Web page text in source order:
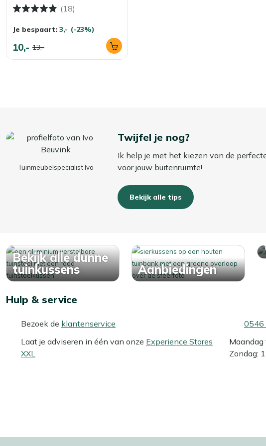
(18)
Je bespaart: 3,- (-23%)
10,- 13,-
Tuinmeubelspecialist Ivo
Twijfel je nog?
Ik help je met het kiezen van de
voor jouw buitenruimte!
Bekijk alle tips
Bekijk alle dunne
tuinkussens
Aanbiedingen
Hulp & service
Bezoek de klantenservice
Laat je adviseren in één van onze Experience Stores
XXL
0546
Zondag: